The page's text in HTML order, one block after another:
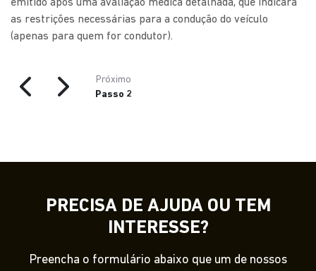
emitido após uma avaliação médica detalhada, que indicará
as restrições necessárias para a condução do veículo
(apenas para quem for condutor).
Próximo
Passo 2
PRECISA DE AJUDA OU TEM
INTERESSE?
Preencha o formulário abaixo que um de nossos